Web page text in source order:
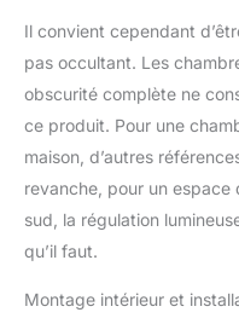
Il convient cependant
pas occultant. Les
obscurité complète ne
ce produit. Pour une
maison, d’autres
revanche, pour un espace
sud, la régulation
qu’il faut.
Montage intérieur et